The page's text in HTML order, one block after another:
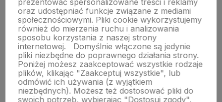
O nas
Obsługa klienta
Pomoc
prezentować spersonalizowane treści i reklamy
oraz udostępniać funkcje związane z mediami
społecznościowymi. Pliki cookie wykorzystujemy
również do mierzenia ruchu i analizowania
sposobu korzystania z naszej strony
internetowej.
Domyślnie włączone są jedynie
pliki niezbędne do poprawnego działania strony.
Poniżej możesz zaakceptować wszystkie rodzaje
plików, klikając "Zaakceptuj wszystkie", lub
odmówić ich używania (z wyjątkiem
niezbędnych). Możesz też dostosować pliki do
swoich potrzeb, wybierając "Dostosuj zgody".